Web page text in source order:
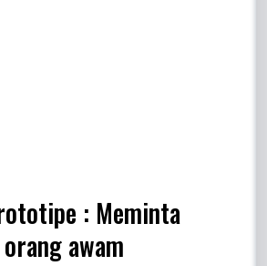
: Meminta
awam